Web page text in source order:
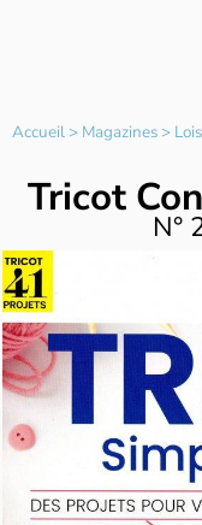
Accueil> Magazines>
Tricot
N°